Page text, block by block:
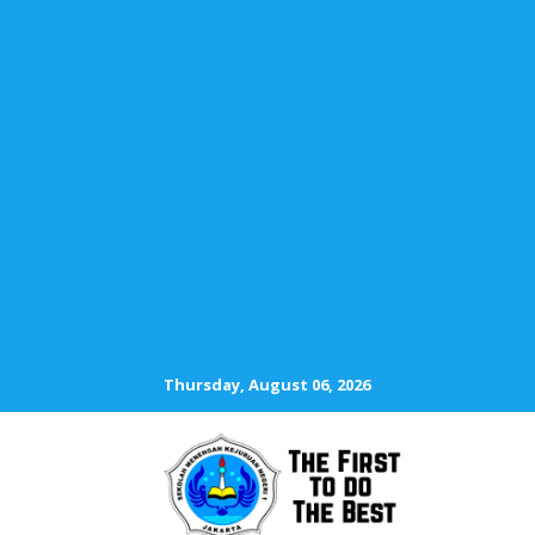
Thursday, August 06, 2026